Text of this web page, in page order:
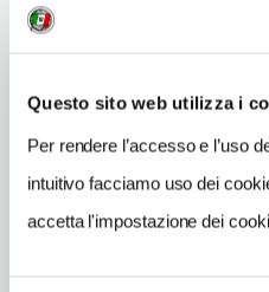
Questo sito web utilizza i
Per rendere l’accesso e l’uso
intuitivo facciamo uso dei
accetta l'impostazione dei
INDIRIZZO EMAIL
TELEFONO
1955602323
NUMERO CAMERE
30